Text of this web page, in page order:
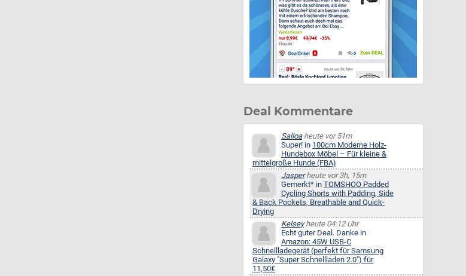
Deal Kommentare
Salloaheute vor 51m
Super! in 100cm Moderne Holz-
Hundebox Möbel – Für kleine &
mittelgroße Hunde (FBA)
Jasperheute vor 3h, 15m
Gemerkt* in TOMSHOO Padded
Cycling Shorts with Padding, Side
& Back Pockets, Breathable and Quick-
Drying
Kelseyheute 04:12 Uhr
Echt guter Deal. Danke in
Amazon: 45W USB-C
Schnellladegerät (perfekt für Samsung
Galaxy "Super Schnellladen 2.0") für
11,50€